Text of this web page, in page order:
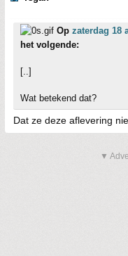
Op zaterdag 18
het volgende:
[..]
Wat betekend dat?
Dat ze deze aflevering
▼